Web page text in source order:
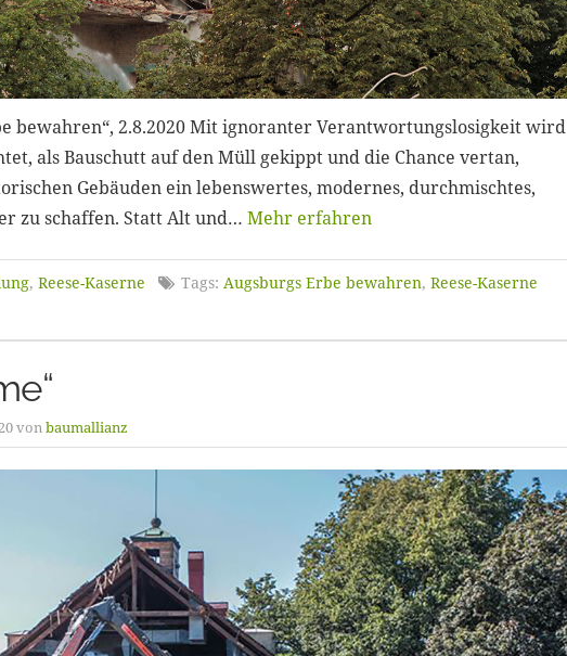
bewahren“, 2.8.2020 Mit ignoranter Verantwortungslosigkeit wird
als Bauschutt auf den Müll gekippt und die Chance vertan,
Gebäuden ein lebenswertes, modernes, durchmischtes,
zu schaffen. Statt Alt und… Mehr erfahren
, Reese-Kaserne Tags: Augsburgs Erbe bewahren, Reese-Kaserne
vonbaumallianz